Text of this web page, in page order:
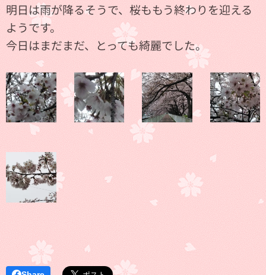
明日は雨が降るそうで、桜ももう終わりを迎える
ようです。
今日はまだまだ、とっても綺麗でした。